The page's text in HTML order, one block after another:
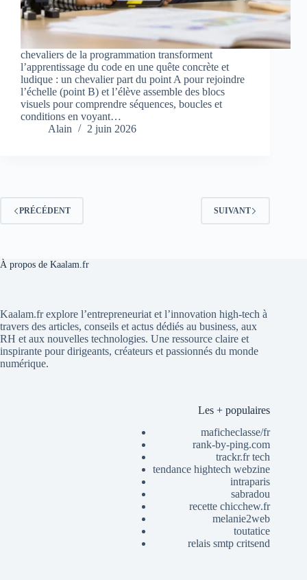
chevaliers de la programmation transforment
l’apprentissage du code en une quête concrète et
ludique : un chevalier part du point A pour rejoindre
l’échelle (point B) et l’élève assemble des blocs
visuels pour comprendre séquences, boucles et
conditions en voyant…
Alain
2 juin 2026
PRÉCÉDENT SUIVANT
À propos de Kaalam.fr
Kaalam.fr explore l’entrepreneuriat et l’innovation high-tech à
travers des articles, conseils et actus dédiés au business, aux
RH et aux nouvelles technologies. Une ressource claire et
inspirante pour dirigeants, créateurs et passionnés du monde
numérique.
Les + populaires
maficheclasse/fr
rank-by-ping.com
trackr.fr tech
tendance hightech webzine
intraparis
sabradou
recette chicchew.fr
melanie2web
toutatice
relais smtp critsend